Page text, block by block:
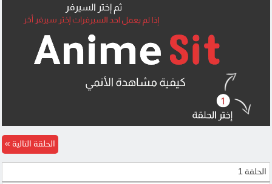
OK
الحلقة 1
الحلقة التالية